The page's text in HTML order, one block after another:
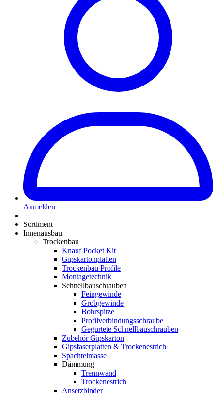
Anmelden
Sortiment
Innenausbau
Trockenbau
Knauf Pocket Kit
Gipskartonplatten
Trockenbau Profile
Montagetechnik
Schnellbauschrauben
Feingewinde
Grobgewinde
Bohrspitze
Profilverbindungsschraube
Gegurtete Schnellbauschrauben
Zubehör Gipskarton
Gipsfaserplatten & Trockenestrich
Spachtelmasse
Dämmung
Trennwand
Trockenestrich
Ansetzbinder